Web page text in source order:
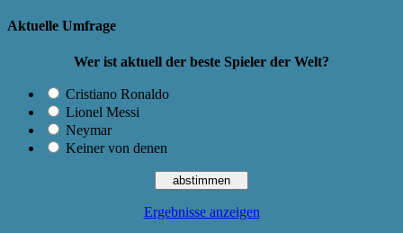
Aktuelle Umfrage
Wer ist aktuell der beste Spieler der Welt?
Cristiano Ronaldo
Lionel Messi
Neymar
Keiner von denen
Ergebnisse anzeigen